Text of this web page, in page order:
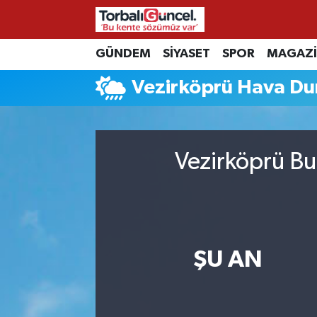
GÜNDEM SİYASET SPOR
Vezirköprü Hava
Vezirköprü
ŞU AN
İzmir Nöbetçi Eczaneler
İzmir Hava Durumu
İzmir Trafik Yoğunluk Haritası